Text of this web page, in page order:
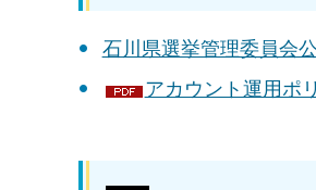
石川県選挙管理委員会
アカウント運用ポ